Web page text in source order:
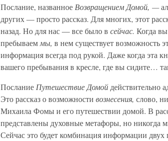
Послание, названное Возвращением Домой, —
других — просто рассказ. Для многих, этот
назад. Но для нас — все было в сейчас. Когда
пребываем мы, в нем существует возможность
информация всегда под рукой. Даже когда эта
вашего пребывания в кресле, где вы сидите…
Послание Путешествие Домой действительно
Это рассказ о возможности вознесения, слово,
Михаила Фомы и его путешествии домой. В
представлены духовные метафоры, но никогда
Сейчас это будет комбинация информации